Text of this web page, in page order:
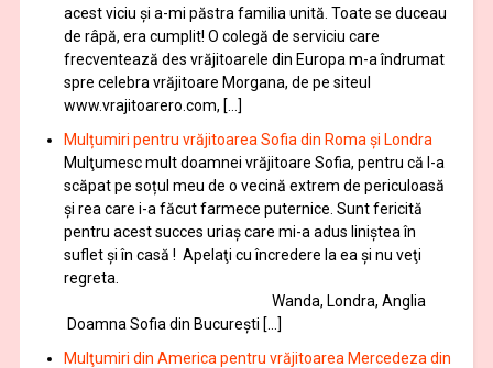
acest viciu şi a-mi păstra familia unită. Toate se duceau
de râpă, era cumplit! O colegă de serviciu care
frecventează des vrăjitoarele din Europa m-a îndrumat
spre celebra vrăjitoare Morgana, de pe siteul
www.vrajitoarero.com, […]
Mulțumiri pentru vrăjitoarea Sofia din Roma și Londra
Mulţumesc mult doamnei vrăjitoare Sofia, pentru că l-a
scăpat pe soțul meu de o vecină extrem de periculoasă
și rea care i-a făcut farmece puternice. Sunt fericită
pentru acest succes uriaș care mi-a adus liniștea în
suflet și în casă ! Apelaţi cu încredere la ea şi nu veţi
regreta.
Wanda, Londra, Anglia
Doamna Sofia din București […]
Mulţumiri din America pentru vrăjitoarea Mercedeza din